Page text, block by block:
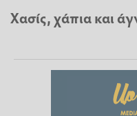
Χασίς, χάπια και